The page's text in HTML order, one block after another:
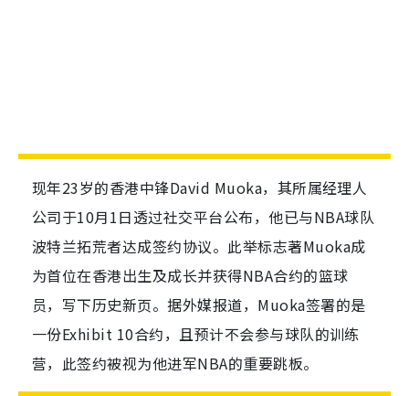
现年23岁的香港中锋David Muoka，其所属经理人
公司于10月1日透过社交平台公布，他已与NBA球队
波特兰拓荒者达成签约协议。此举标志著Muoka成
为首位在香港出生及成长并获得NBA合约的篮球
员，写下历史新页。据外媒报道，Muoka签署的是
一份Exhibit 10合约，且预计不会参与球队的训练
营，此签约被视为他进军NBA的重要跳板。